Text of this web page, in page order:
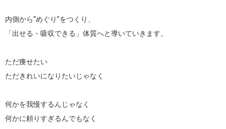
内側から“めぐり”をつくり、
「出せる・吸収できる」体質へと導いていきます。
ただ痩せたい
ただきれいになりたいじゃなく
何かを我慢するんじゃなく
何かに頼りすぎるんでもなく